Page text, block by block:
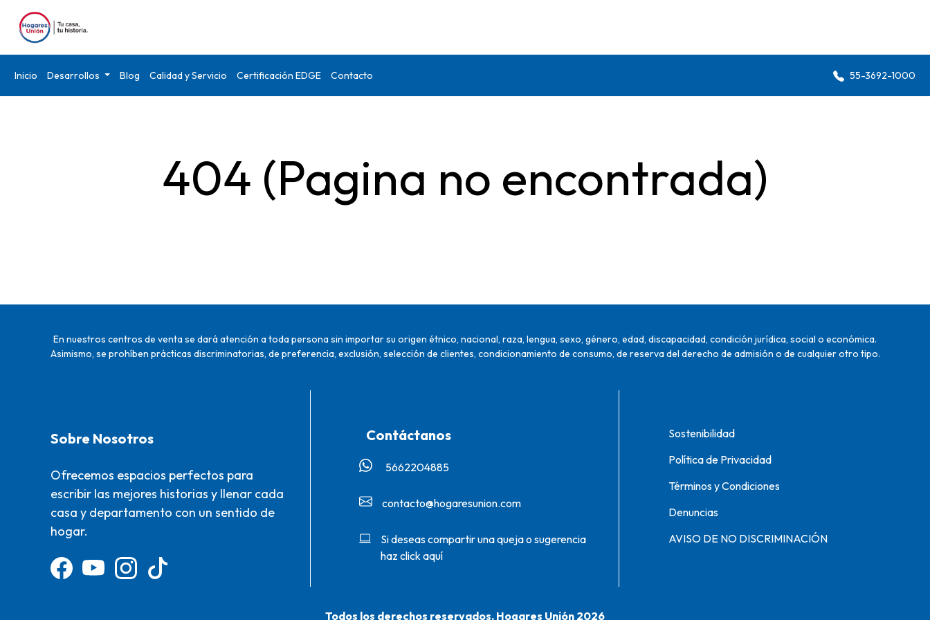
Inicio Desarrollos Blog Calidad y Servicio Certificación EDGE Contacto 55-3692-1000
404 (Pagina no encontrada)
En nuestros centros de venta se dará atención a toda persona sin importar su origen étnico, nacional, raza, lengua, sexo, género, edad, discapacidad, condición jurídica, social o económica.
Asimismo, se prohíben prácticas discriminatorias, de preferencia, exclusión, selección de clientes, condicionamiento de consumo, de reserva del derecho de admisión o de cualquier otro tipo.
Sobre Nosotros
Ofrecemos espacios perfectos para
escribir las mejores historias y llenar cada
casa y departamento con un sentido de
hogar.
Contáctanos
5662204885‬
contacto@hogaresunion.com
Si deseas compartir una queja o sugerencia
haz click aquí
Sostenibilidad
Política de Privacidad
Términos y Condiciones
Denuncias
AVISO DE NO DISCRIMINACIÓN
Todos los derechos reservados. Hogares Unión 2026